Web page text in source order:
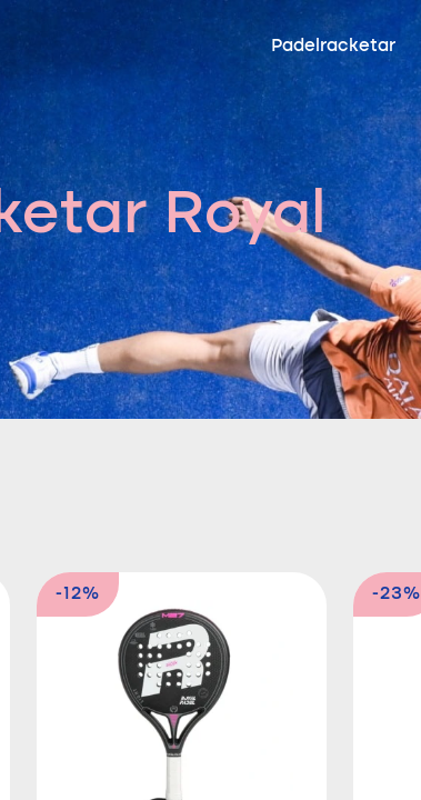
Padelracketar
Royal
-12% -23%